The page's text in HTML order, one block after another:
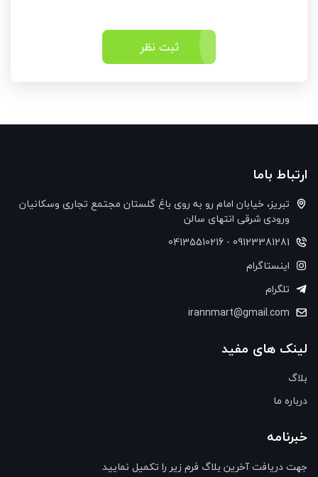
ثبت نظر
ارتباط باما
تبریز، خیابان امام رو به روی باغ گلستان مجتمع تجاری وسکانیان
ورودی شرقی انتهای سالن
09123381281 - 04135510216
اینستاگرام
تلگرام
irannmart@gmail.com
لینک های مفید
بلاگ
درباره ما
خبرنامه
جهت دریافت آخرین بلاگ فرم زیر را تکمیل نمایید